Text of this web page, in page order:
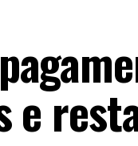
e